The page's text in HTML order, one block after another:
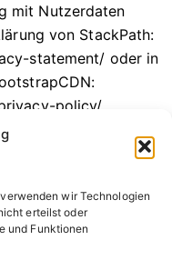
wir Technologien
erteilst oder
und Funktionen
mit Nutzerdaten
von StackPath:
statement/ oder in
policy/.
mbH